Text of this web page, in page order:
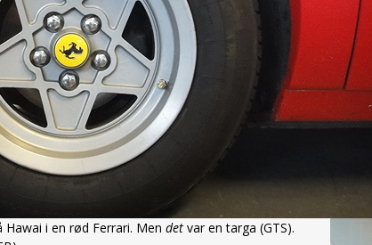
i en rød Ferrari. Men det var en targa (GTS).